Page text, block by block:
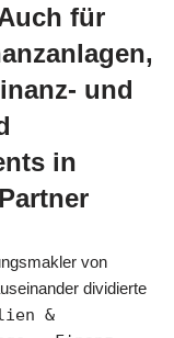
für
und
in
von
dividierte
&